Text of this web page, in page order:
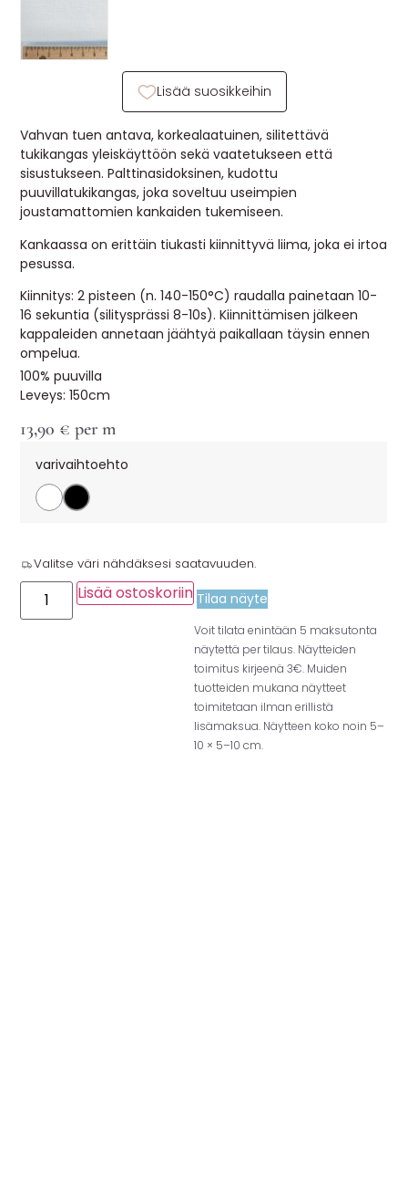
🔖 OUTLET
OHJEITA
USEIN KYSYTTYÄ
OTA YHTEYTTÄ
Vahvan tuen antava, korkealaatuinen, silitettävä
tukikangas yleiskäyttöön sekä vaatetukseen että
sisustukseen. Palttinasidoksinen, kudottu
puuvillatukikangas, joka soveltuu useimpien
joustamattomien kankaiden tukemiseen.
Kankaassa on erittäin tiukasti kiinnittyvä liima, joka ei irtoa
pesussa.
Kiinnitys: 2 pisteen (n. 140-150°C) raudalla painetaan 10-
16 sekuntia (silitysprässi 8-10s). Kiinnittämisen jälkeen
kappaleiden annetaan jäähtyä paikallaan täysin ennen
ompelua.
100% puuvilla
Leveys: 150cm
13,90 € per m
varivaihtoehto
Valitse väri nähdäksesi saatavuuden.
Lisää ostoskoriin Tilaa näyte
Voit tilata enintään 5 maksutonta
näytettä per tilaus. Näytteiden
toimitus kirjeenä 3€. Muiden
tuotteiden mukana näytteet
toimitetaan ilman erillistä
lisämaksua. Näytteen koko noin 5–
10 × 5–10 cm.
Lisää suosikkeihin